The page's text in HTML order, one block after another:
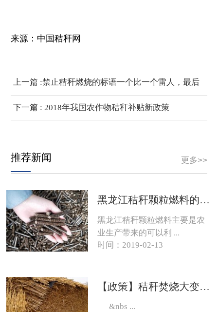
来源：中国秸秆网
上一篇 :禁止秸秆燃烧的标语一个比一个雷人，最后
一个上天了
下一篇 : 2018年我国农作物秸秆补贴新政策
更多>>
推荐新闻
黑龙江秸秆颗粒燃料的销路在哪？
黑龙江秸秆颗粒燃料主要是农
业生产带来的可以利 ...
时间：2019-02-13
【政策】秸秆焚烧大变化，有的地方可以烧了
&nbs ...